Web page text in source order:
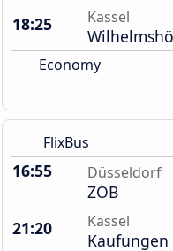
18:25
Kassel
Economy
FlixBus
16:55 Düsseldorf
ZOB
21:20
Kassel